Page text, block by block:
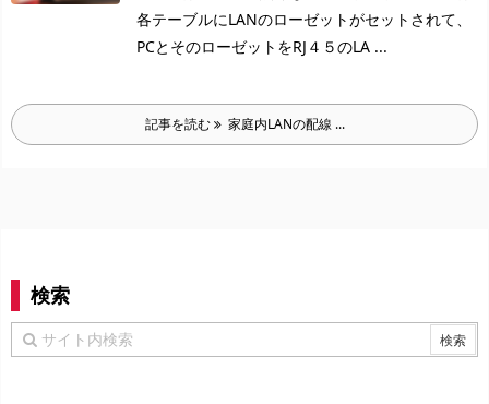
各テーブルにLANのローゼットがセットされて、
PCとそのローゼットをRJ４５のLA ...
記事を読む 家庭内LANの配線 ...
検索